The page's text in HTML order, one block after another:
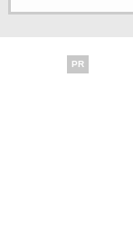
PR